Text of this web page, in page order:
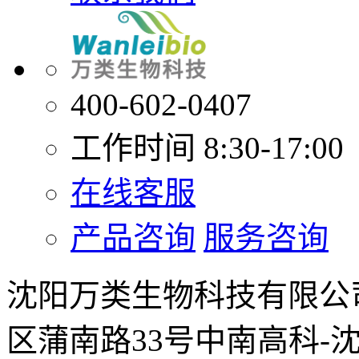
400-602-0407
工作时间 8:30-17:00
在线客服
产品咨询 服务咨询
沈阳万类生物科技有限
区蒲南路33号中南高科-